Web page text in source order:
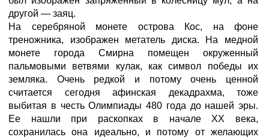
другой — заяц.
На серебряной монете острова Кос, на фоне
треножника, изображен метатель диска. На медной
монете города Смирна помещен окруженный
пальмовыми ветвями кулак, как символ победы их
земляка. Очень редкой и потому очень ценной
считается сегодня афинская декадрахма, тоже
выбитая в честь Олимпиады 480 года до нашей эры.
Ее нашли при раскопках в начале XX века,
сохранилась она идеально, и потому от желающих